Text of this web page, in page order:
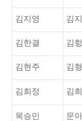
김지영 김
김한결 김
김현주 김
김희정 김
목승민 문